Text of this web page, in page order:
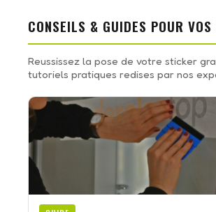
CONSEILS & GUIDES POUR
Reussissez la pose de votre sticker
tutoriels pratiques redises par nos